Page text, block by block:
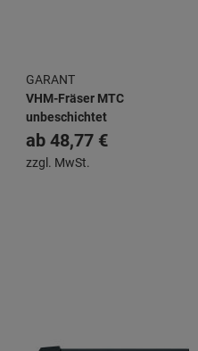
GARANT
VHM-Fräser MTC
unbeschichtet
ab 48,77 €
zzgl. MwSt.